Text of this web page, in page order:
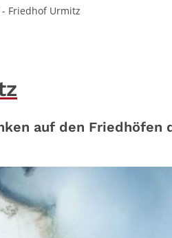
Friedhof Urmitz
auf den Friedhöfen